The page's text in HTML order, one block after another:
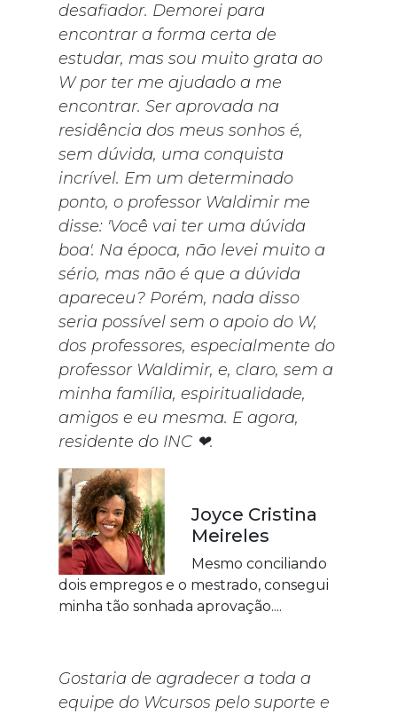
desafiador. Demorei para
encontrar a forma certa de
estudar, mas sou muito grata ao
W por ter me ajudado a me
encontrar. Ser aprovada na
residência dos meus sonhos é,
sem dúvida, uma conquista
incrível. Em um determinado
ponto, o professor Waldimir me
disse: 'Você vai ter uma dúvida
boa'. Na época, não levei muito a
sério, mas não é que a dúvida
apareceu? Porém, nada disso
seria possível sem o apoio do W,
dos professores, especialmente do
professor Waldimir, e, claro, sem a
minha família, espiritualidade,
amigos e eu mesma. E agora,
residente do INC ❤.
Joyce Cristina
Meireles
Mesmo conciliando
dois empregos e o mestrado, consegui
minha tão sonhada aprovação....
Gostaria de agradecer a toda a
equipe do Wcursos pelo suporte e